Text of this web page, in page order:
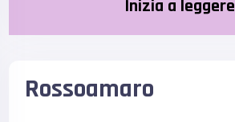
Inizia a leggere
Rossoamaro